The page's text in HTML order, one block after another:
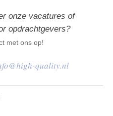
onze vacatures of
opdrachtgevers?
met ons op!
quality.nl